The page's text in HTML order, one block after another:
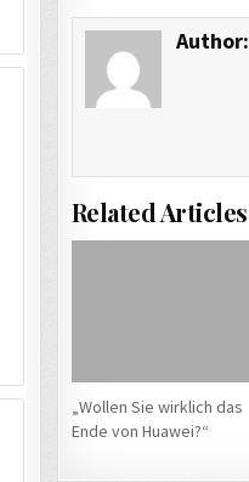
Author:
Related Articles
„Wollen Sie wirklich das
Ende von Huawei?“